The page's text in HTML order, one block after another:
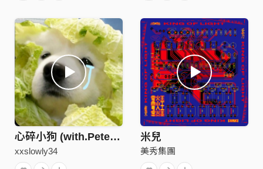
心碎小狗 (with.Peter Lin)
xxslowly34
米兒
美秀集團